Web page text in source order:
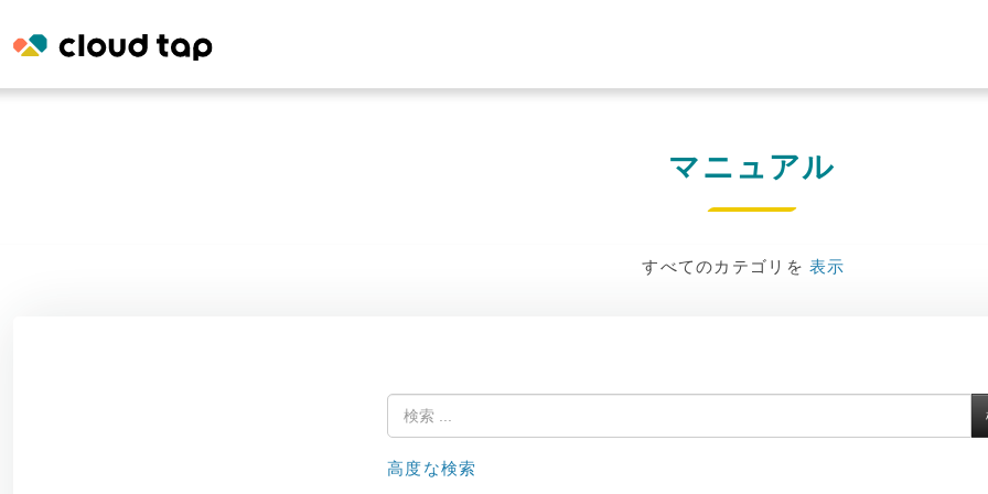
マニュアル
すべてのカテゴリを表示
高度な検索